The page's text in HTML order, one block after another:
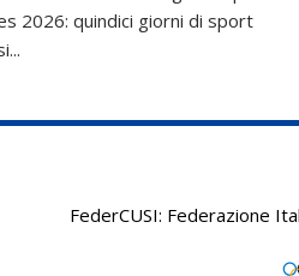
2026: quindici giorni di sport
FederCUSI: Federazione